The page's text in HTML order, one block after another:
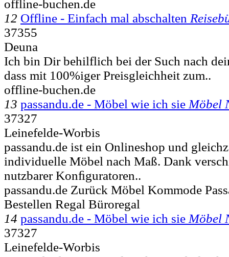
offline-buchen.de
12 Offline - Einfach mal abschalten
37355
Deuna
Ich bin Dir behilflich bei der Such nach
dass mit 100%iger Preisgleichheit zum..
offline-buchen.de
13 passandu.de - Möbel wie ich sie Möbel
37327
Leinefelde-Worbis
passandu.de ist ein Onlineshop und
individuelle Möbel nach Maß. Dank
nutzbarer Konﬁguratoren..
passandu.de Zurück Möbel Kommode
Bestellen Regal Büroregal
14 passandu.de - Möbel wie ich sie Möbel
37327
Leinefelde-Worbis